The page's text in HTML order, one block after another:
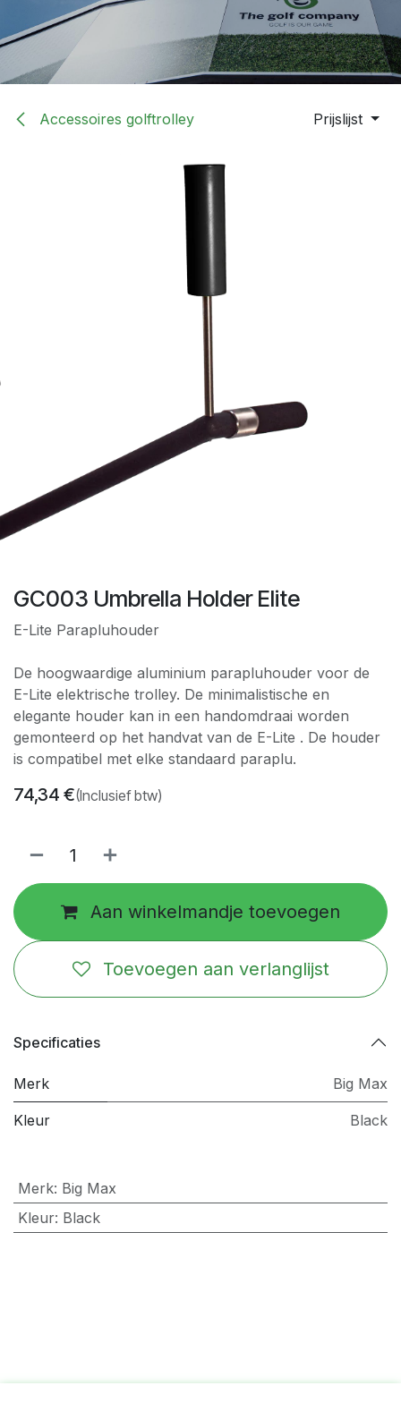
Accessoires golftrolley Prijslijst
GC003 Umbrella Holder Elite
E-Lite Parapluhouder
De hoogwaardige aluminium parapluhouder voor de
E-Lite elektrische trolley. De minimalistische en
elegante houder kan in een handomdraai worden
gemonteerd op het handvat van de E-Lite . De houder
is compatibel met elke standaard paraplu.
74,34 €(Inclusief btw)
Aan winkelmandje toevoegen
Toevoegen aan verlanglijst
Specificaties
Merk Big Max
Kleur Black
Merk: Big Max
Kleur: Black